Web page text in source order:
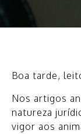
Virtual
Boa tarde,
Nos artigos
natureza
vigor aos